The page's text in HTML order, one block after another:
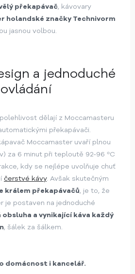
překapávač, kávovary
holandské značky Technivorm
jasnou volbou.
a jednoduché
ovládání
dělají z Moccamasteru
překapávači.
Moccamaster uvaří plnou
za 6 minut při teploutě 92-96 ºC
kdy se nejlépe uvolňuje chuť
čerstvé kávy. Avšak skutečným
králem překapávačů, je to, že
je postaven na jednoduché
obsluha a vynikající káva každý
, šálek za šálkem.
domácnost i kancelář.